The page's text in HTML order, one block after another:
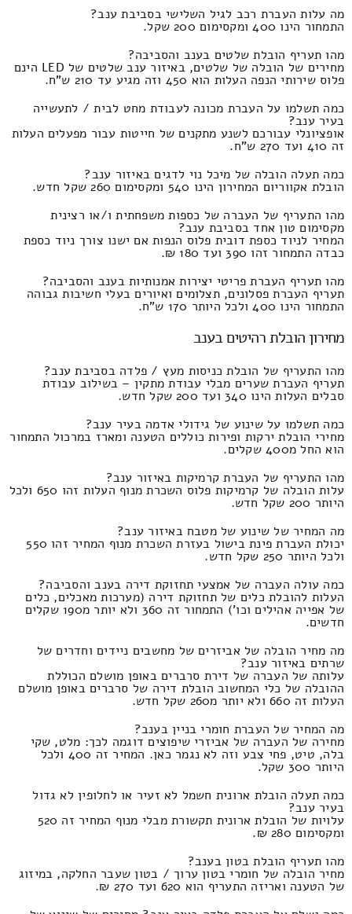
מה עלות העברת רכב לגיל השלישי בסביבת ענב?
התמחור הינו 400 ומקסימום 200 שקל.
מהו תעריף הובלת שלטים בענב והסביבה?
מחירים של הובלה של שלטים, באיזור ענב שלטים של LED הינם
פלוס שירותי הנפה העלות הוא 450 וזה מגיע עד 210 ש"ח.
כמה תשלמו על העברת מכונה לעבודת מחט לבית / לתעשייה
בעיר ענב?
אופציונלי עבורכם לשנע מתקנים של חייטות עבור מפעלים העלות
זה 410 ועד 270 ש"ח.
כמה תעלה הובלה של מיכל נוי לדגים באיזור ענב?
הובלת אקווריום המחירון הינו 540 ומקסימום 260 שקל חדש.
מהו התעריף של העברה של כספות משפחתית ו/או רצינית
מקסימום טון אחד בסביבת ענב?
המחיר לניוד כספת דובית פלוס הנפות אם ישנו צורך ניוד כספת
כבדה התמחור זהו 390 ועד 180 ₪.
מהו תעריף העברת פריטי יצירות אמנותיות בענב והסביבה?
תעריף העברת פסלונים, תצלומים ואיורים בעלי חשיבות גבוהה
התמחור הינו 400 ולכל היותר 170 ש"ח.
מחירון הובלת רהיטים בענב
מהו התעריף של הובלת כניסות מעץ / פלדה בסביבת ענב?
תעריף העברת שערים מבלי עבודת מתקין – בשילוב עבודת
סבלים העלות הינו 340 ועד 200 שקל חדש.
כמה תשלמו על שינוע של גידולי אדמה בעיר ענב?
מחירי הובלת ירקות ופירות כוללים הטענה ומארז במרכול התמחור
הוא החל מ400 שקלים.
מהו התעריף של העברת קרמיקות באיזור ענב?
עלות הובלה של קרמיקות פלוס השכרת מנוף העלות זהו 650 ולכל
היותר 200 שקל חדש.
מה המחיר של שינוע של מטבח באיזור ענב?
יכולת העברת פינת בישול בעזרת השכרת מנוף המחיר זהו 550
ולכל היותר 250 שקל חדש.
כמה עולה העברה של אמצעי תחזוקת דירה בענב והסביבה?
העלות להובלת כלים של תחזוקת דירה (מערכות מאכלים, כלים
של אפייה אהילים וכו') התמחור זה 360 ולא יותר מ190 שקלים
חדשים.
מה מחיר הובלה של אביזרים של מחשבים ניידים וחדרים של
שרתים באיזור ענב?
עלותה של העברה של דירת סרברים באופן מושלם הכוללת
ההובלה של כלי המחשוב הובלת דירה של סרברים באופן מושלם
העלות זה 660 ולא יותר מ260 שקל חדש.
מה המחיר של העברת חומרי בניין בענב?
מחירה של העברה של אביזרי שיפוצים דוגמה לכך: מלט, שקי
בלה, טיט, פחי צבע וזה לא נגמר כאן. המחיר זה 400 ולכל
היותר 300 שקל.
כמה תעלה הובלת ארונית חשמל לא זעיר או לחלופין לא גדול
בעיר ענב?
עלויות של הובלת ארונית תקשורת מבלי מנוף המחיר זה 520
ומקסימום 280 ₪.
מהו תעריף הובלת בטון בענב?
מחיר הובלה של חומרי בטון ערוך / בטון שעבר החלקה, במיזוג
של הטענה ואריזה התעריף הוא 620 ועד 270 ₪.